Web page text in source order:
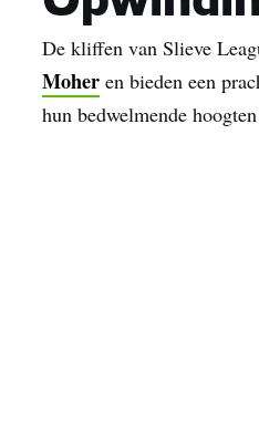
De kliffen van Slieve
Moher en bieden een
hun bedwelmende